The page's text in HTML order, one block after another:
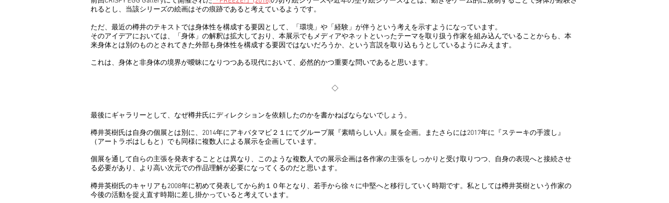
れるとし、当該シリーズの絵画はその痕跡であると考えているようです。
ただ、最近の樽井のテキストでは身体性を構成する要因として、「環境」や「経験」が伴うという考えを示すようになっています。
そのアイデアにおいては、「身体」の解釈は拡大しており、本展示でもメディアやネットといったテーマを取り扱う作家を組み込んでいることからも、本
来身体とは別のものとされてきた外部も身体性を構成する要因ではないだろうか、という言説を取り込もうとしているようにみえます。
これは、身体と非身体の境界が曖昧になりつつある現代において、必然的かつ重要な問いであると思います。
◇
最後にギャラリーとして、なぜ樽井氏にディレクションを依頼したのかを書かねばならないでしょう。
樽井英樹氏は自身の個展とは別に、2014年にアキバタマビ２１にてグループ展『素晴らしい人』展を企画。またさらには2017年に『ステーキの手渡し』
（アートラボはしもと）でも同様に複数人による展示を企画しています。
個展を通して自らの主張を発表することとは異なり、このような複数人での展示企画は各作家の主張をしっかりと受け取りつつ、自身の表現へと接続させ
る必要があり、より高い次元での作品理解が必要になってくるのだと思います。
樽井英樹氏のキャリアも2008年に初めて発表してから約１０年となり、若手から徐々に中堅へと移行していく時期です。私としては樽井英樹という作家の
今後の活動を捉え直す時期に差し掛かっていると考えています。